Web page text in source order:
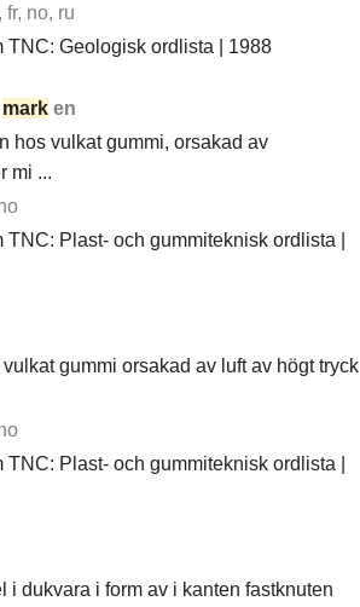
fr, no, ru
TNC: Geologisk ordlista | 1988
mark en
hos vulkat gummi, orsakad av
mi ...
Plast- och gummiteknisk ordlista |
gummi orsakad av luft av högt tryck
Plast- och gummiteknisk ordlista |
i dukvara i form av i kanten fastknuten